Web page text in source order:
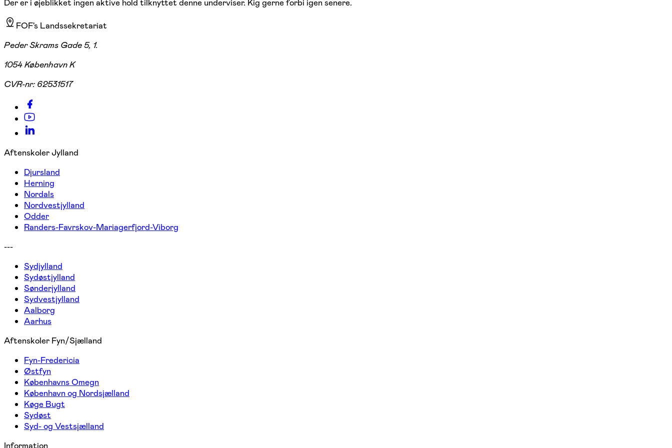
Der er i øjeblikket ingen aktive hold tilknyttet denne underviser. Kig gerne forbi igen senere.
FOF's Landssekretariat
Peder Skrams Gade 5, 1.
1054 København K
CVR-nr: 62531517
Aftenskoler Jylland
Djursland
Herning
Nordals
Nordvestjylland
Odder
Randers-Favrskov-Mariagerfjord-Viborg
---
Sydjylland
Sydøstjylland
Sønderjylland
Sydvestjylland
Aalborg
Aarhus
Aftenskoler Fyn/Sjælland
Fyn-Fredericia
Østfyn
Københavns Omegn
København og Nordsjælland
Køge Bugt
Sydøst
Syd- og Vestsjælland
Information